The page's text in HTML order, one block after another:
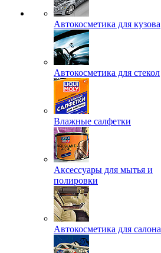
Автокосметика для кузова
Автокосметика для стекол
Влажные салфетки
Аксессуары для мытья и
полировки
Автокосметика для салона